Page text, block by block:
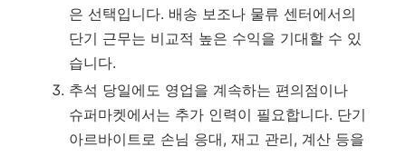
은 선택입니다. 배송 보조나 물류 센터에서의
단기 근무는 비교적 높은 수익을 기대할 수 있
습니다.
추석 당일에도 영업을 계속하는 편의점이나
슈퍼마켓에서는 추가 인력이 필요합니다. 단기
아르바이트로 손님 응대, 재고 관리, 계산 등을